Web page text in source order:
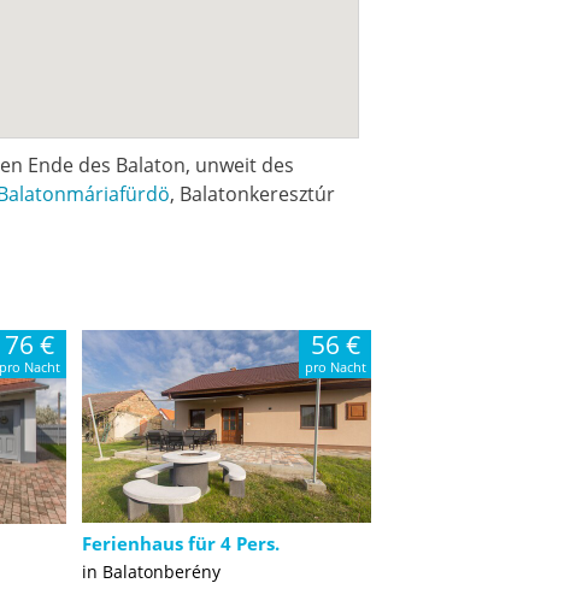
Ende des Balaton, unweit des
, Balatonkeresztúr
76 €
pro Nacht
56 €
pro Nacht
Ferienhaus für 4 Pers.
in Balatonberény